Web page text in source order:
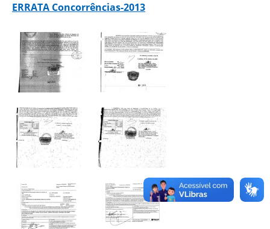
ERRATA Concorrências-2013